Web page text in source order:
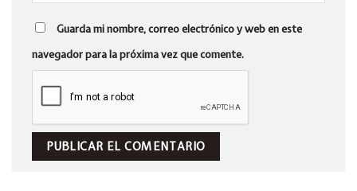
Guarda mi nombre, correo electrónico y web en este
navegador para la próxima vez que comente.